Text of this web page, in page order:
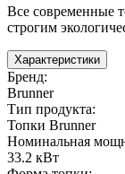
Все современные
строгим
Характеристики
Бренд:
Brunner
Тип продукта:
Топки Brunner
Номинальная
33.2 кВт